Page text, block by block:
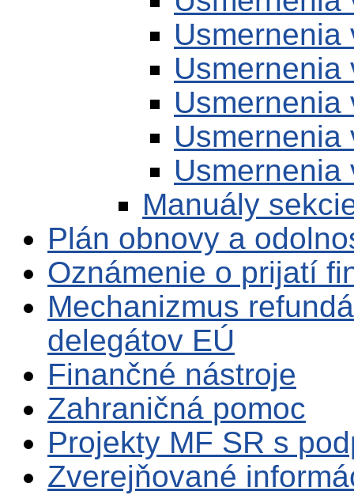
Usmernenia
Usmernenia
Usmernenia
Usmernenia
Usmernenia
Manuály
Plán obnovy a
Oznámenie o prijatí
Mechanizmus
delegátov EÚ
Finančné nástroje
Zahraničná pomoc
Projekty MF SR s
Zverejňované